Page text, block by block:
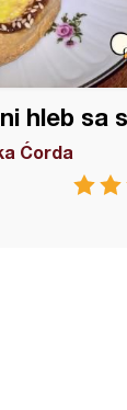
hleb sa
Ćorda